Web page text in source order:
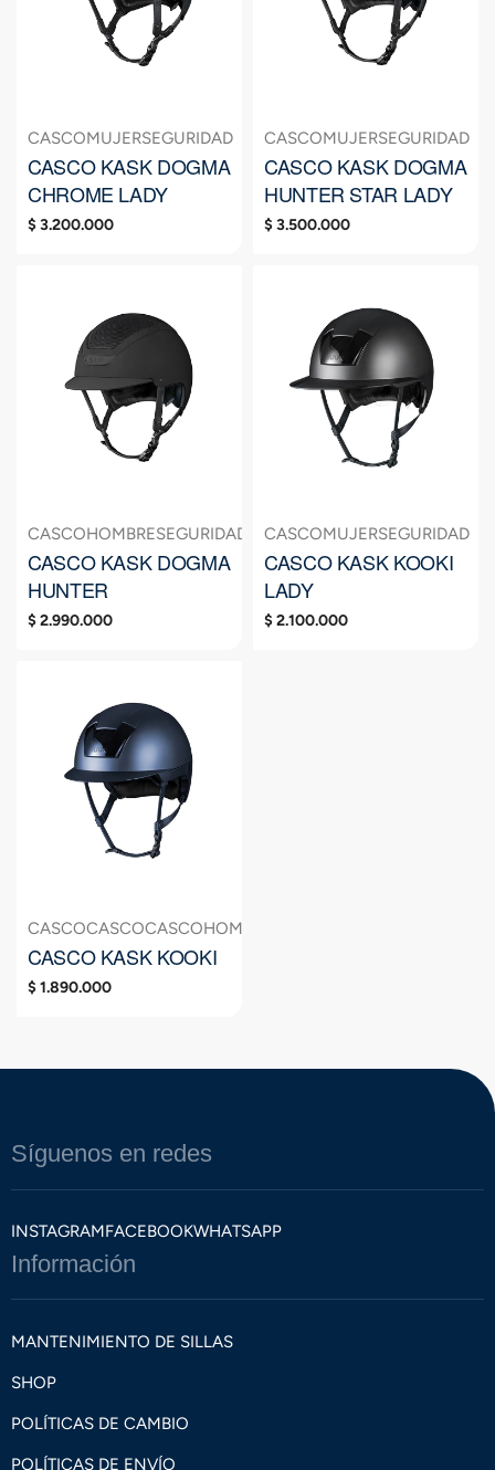
CASCOMUJERSEGURIDAD
CASCO KASK DOGMA
CHROME LADY
$3.200.000
CASCOMUJERSEGURIDAD
CASCO KASK DOGMA
HUNTER STAR LADY
$3.500.000
CASCOHOMBRESEGURIDAD
CASCO KASK DOGMA
HUNTER
$2.990.000
CASCOMUJERSEGURIDAD
CASCO KASK KOOKI
LADY
$2.100.000
CASCOCASCOCASCOHOMBRE
CASCO KASK KOOKI
$1.890.000
Síguenos en redes
INSTAGRAMFACEBOOKWHATSAPP
Información
MANTENIMIENTO DE SILLAS
SHOP
POLÍTICAS DE CAMBIO
POLÍTICAS DE ENVÍO